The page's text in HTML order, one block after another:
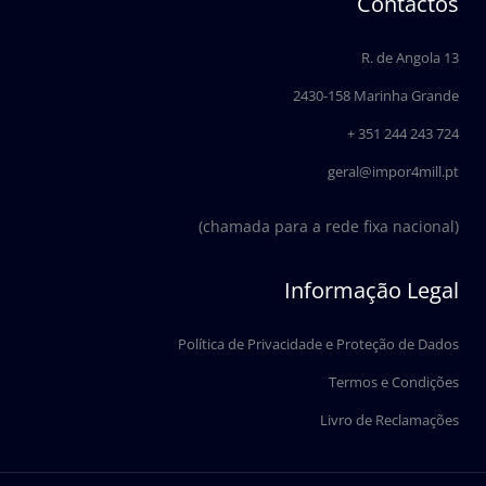
b
o
k
e
i
n
R. de Angola 13
2430-158 Marinha Grande
+ 351 244 243 724
geral@impor4mill.pt
(chamada para a rede fixa nacional)
Informação Legal
Política de Privacidade e Proteção de Dados
Termos e Condições
Livro de Reclamações